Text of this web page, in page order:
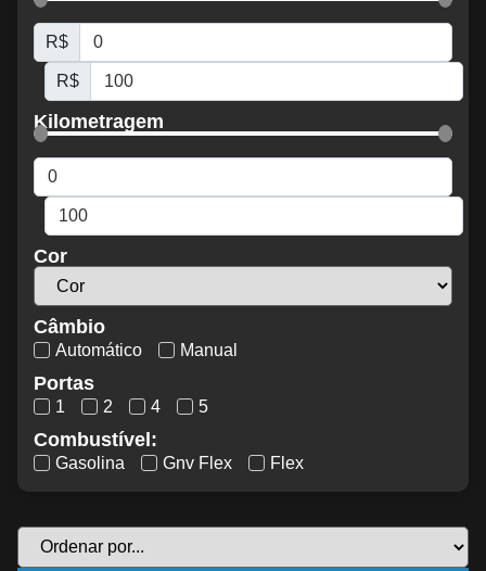
R$
R$
Kilometragem
Cor
Câmbio
Automático Manual
Portas
1 2 4 5
Combustível:
Gasolina Gnv Flex Flex